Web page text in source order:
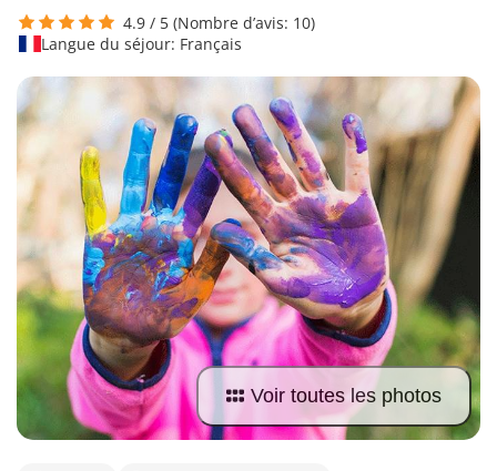
Multi-activités
Sports nautiques
Skateboard
Snowboard
Espagne
France
Angleterre
Allemagne
SÉJOURS LINGUISTIQUES
Anglais
Néerlandais
Espagnol
Allemand
4.9 / 5 (Nombre d’avis: 10)
Langue du séjour: Français
Voir toutes les photos